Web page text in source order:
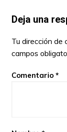
Deja una
Tu dirección de
campos
Comentario *